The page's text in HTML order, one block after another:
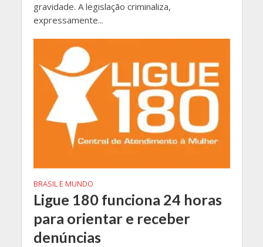
gravidade. A legislação criminaliza,
expressamente...
BRASIL E MUNDO
Ligue 180 funciona 24 horas
para orientar e receber
denúncias